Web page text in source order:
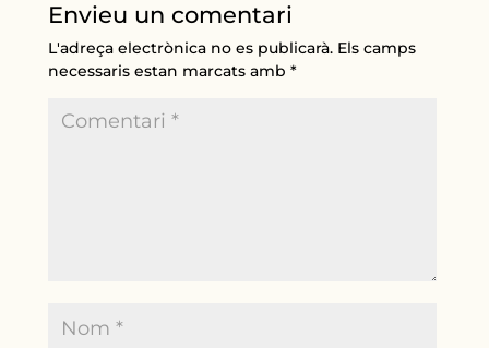
Envieu un comentari
L'adreça electrònica no es publicarà. Els camps
necessaris estan marcats amb*